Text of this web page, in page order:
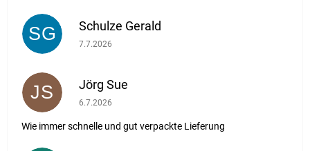
SG Schulze Gerald
Die Shop-Bewertung beträgt 5 von 5 Sternen.
7.7.2026
JS Jörg Sue
Die Shop-Bewertung beträgt 5 von 5 Sternen.
6.7.2026
Wie immer schnelle und gut verpackte Lieferung